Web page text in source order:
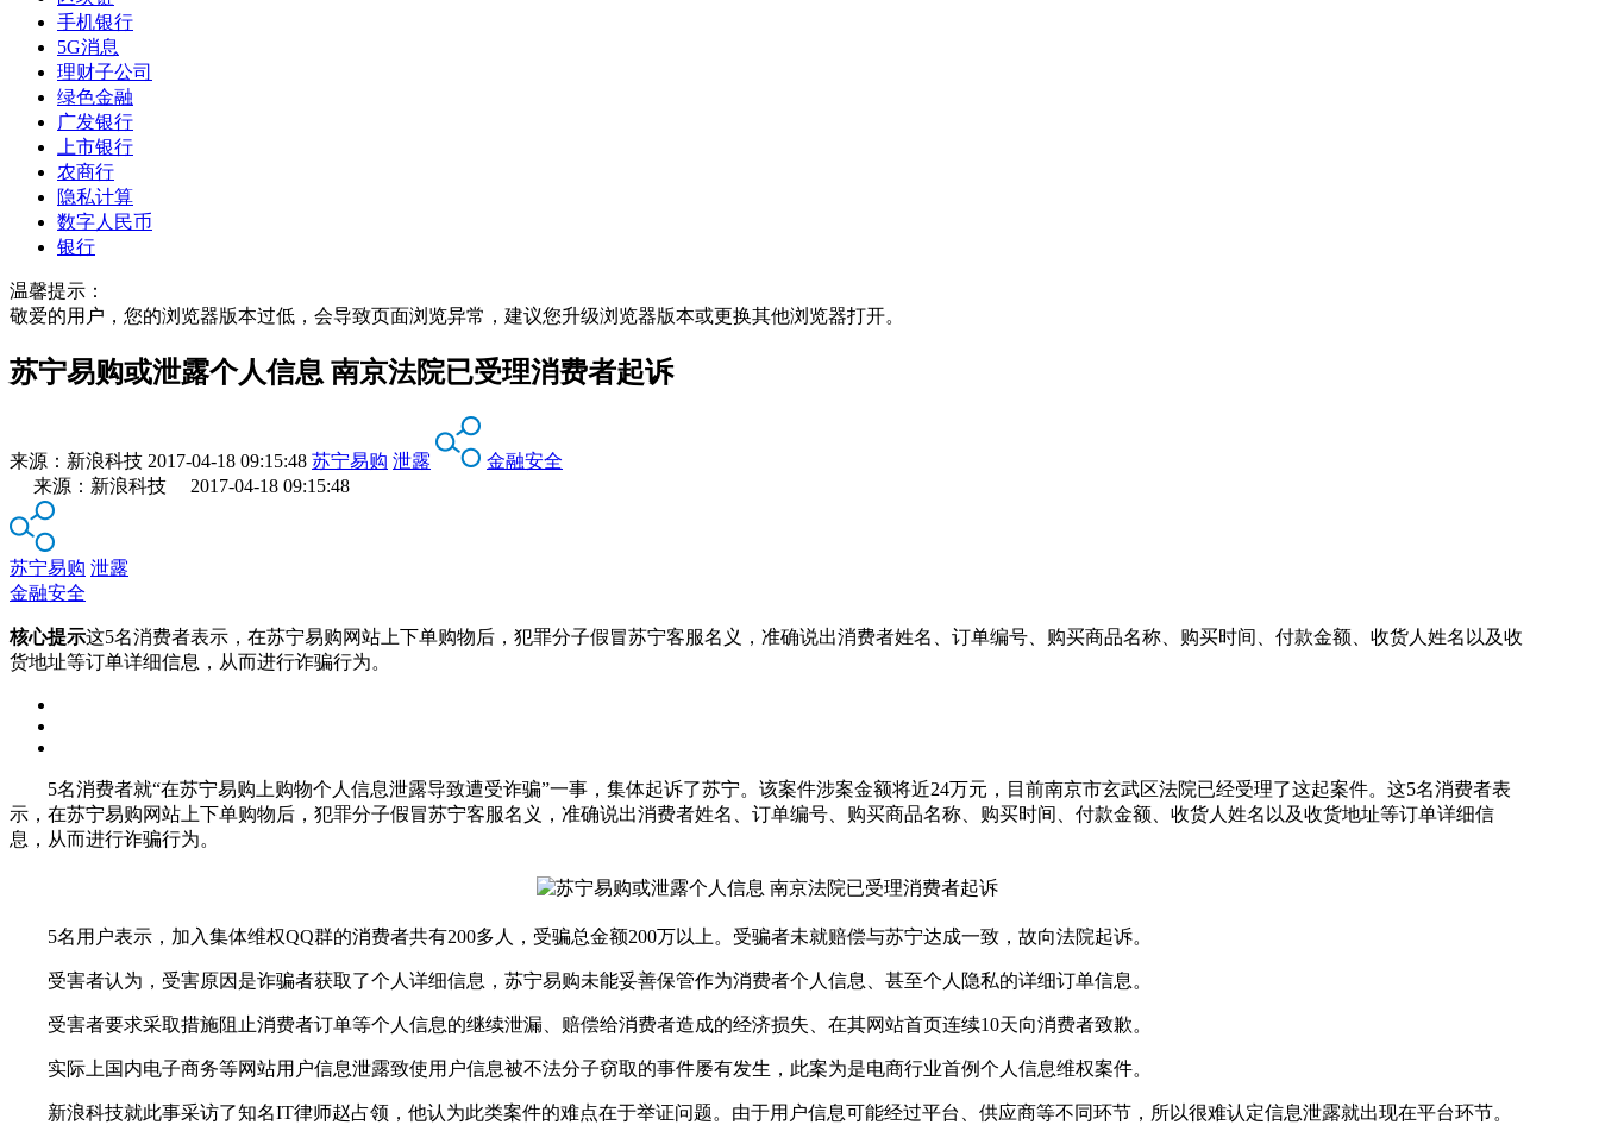
手机银行
5G消息
理财子公司
绿色金融
广发银行
上市银行
农商行
隐私计算
数字人民币
银行
温馨提示：
敬爱的用户，您的浏览器版本过低，会导致页面浏览异常，建议您升级浏览器版本或更换其他浏览器打开。
苏宁易购或泄露个人信息 南京法院已受理消费者起诉
来源： 新浪科技 2017-04-18 09:15:48 苏宁易购 泄露
金融安全
来源：新浪科技 2017-04-18 09:15:48
苏宁易购 泄露
金融安全
核心提示这5名消费者表示，在苏宁易购网站上下单购物后，犯罪分子假冒苏宁客服名义，准确说出消费者姓名、订单编号、购买商品名称、购买时间、付款金额、收货人姓名以及收
货地址等订单详细信息，从而进行诈骗行为。
5名消费者就“在苏宁易购上购物个人信息泄露导致遭受诈骗”一事，集体起诉了苏宁。该案件涉案金额将近24万元，目前南京市玄武区法院已经受理了这起案件。这5名消费者表
示，在苏宁易购网站上下单购物后，犯罪分子假冒苏宁客服名义，准确说出消费者姓名、订单编号、购买商品名称、购买时间、付款金额、收货人姓名以及收货地址等订单详细信
息，从而进行诈骗行为。
5名用户表示，加入集体维权QQ群的消费者共有200多人，受骗总金额200万以上。受骗者未就赔偿与苏宁达成一致，故向法院起诉。
受害者认为，受害原因是诈骗者获取了个人详细信息，苏宁易购未能妥善保管作为消费者个人信息、甚至个人隐私的详细订单信息。
受害者要求采取措施阻止消费者订单等个人信息的继续泄漏、赔偿给消费者造成的经济损失、在其网站首页连续10天向消费者致歉。
实际上国内电子商务等网站用户信息泄露致使用户信息被不法分子窃取的事件屡有发生，此案为是电商行业首例个人信息维权案件。
新浪科技就此事采访了知名IT律师赵占领，他认为此类案件的难点在于举证问题。由于用户信息可能经过平台、供应商等不同环节，所以很难认定信息泄露就出现在平台环节。